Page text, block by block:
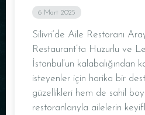
6 Mart 2025
Silivri’de Aile Restoranı
Restaurant’ta Huzurlu ve
İstanbul’un kalabalığından
isteyenler için harika bir
güzellikleri hem de sahil
restoranlarıyla ailelerin
Kişi Sayısı